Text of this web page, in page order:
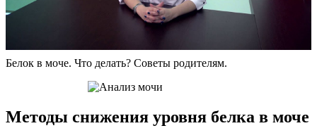
Белок в моче. Что делать? Советы родителям.
Методы снижения уровня белка в моче